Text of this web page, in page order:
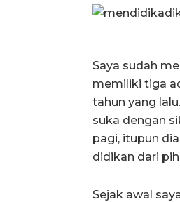
Saya sudah
memiliki tiga
tahun yang
suka dengan
pagi, itupun
didikan dari
Sejak awal